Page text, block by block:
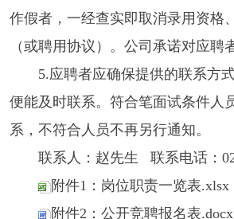
作假者，一经查实即取消录用资格
（或聘用协议）。公司承诺对应聘
5.应聘者应确保提供的联系方
便能及时联系。符合笔面试条件人
系，不符合人员不再另行通知。
联系人：赵先生 联系电话：
附件1：岗位职责一览表.xlsx
附件2：公开竞聘报名表.docx